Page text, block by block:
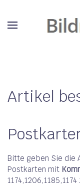
Artikel
Bitte geben Sie die
Postkarten mit